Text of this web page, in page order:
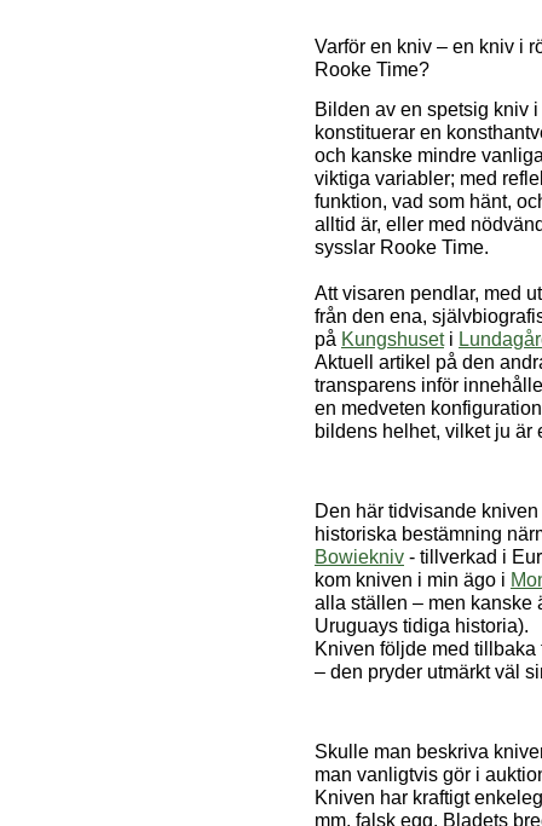
Varför en kniv – en kniv i
Rooke Time?
Bilden av en spetsig kniv
konstituerar en
och kanske mindre
viktiga variabler; med
funktion, vad som hänt,
alltid är, eller med
sysslar Rooke Time.
Att visaren pendlar, med
från den ena,
på Kungshuseti
Aktuell artikel på den
transparens inför
en medveten
bildens helhet, vilket ju är
Den här tidvisande
historiska bestämning
Bowiekniv - tillverkad i
kom kniven i min ägo i
alla ställen – men kanske
Uruguays tidiga historia).
Kniven följde med
– den pryder utmärkt väl
Skulle man beskriva
man vanligtvis gör i
Kniven har kraftigt
mm. falsk egg. Bladets